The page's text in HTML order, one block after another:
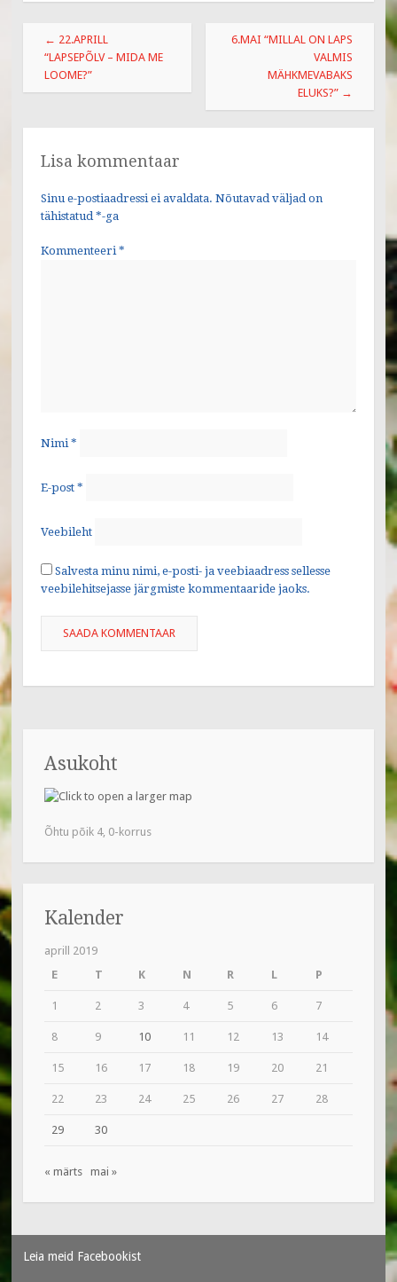
o
o
k
Post
navigation
← 22.APRILL
“LAPSEPÕLV – MIDA ME
LOOME?”
6.MAI “MILLAL ON LAPS
VALMIS
MÄHKMEVABAKS
ELUKS?” →
Lisa kommentaar
Sinu e-postiaadressi ei avaldata. Nõutavad väljad on
tähistatud *-ga
Kommenteeri*
Nimi *
E-post *
Veebileht
Salvesta minu nimi, e-posti- ja veebiaadress sellesse
veebilehitsejasse järgmiste kommentaaride jaoks.
Asukoht
Õhtu põik 4, 0-korrus
Kalender
aprill 2019
E
T K N R L P
1 2 3 4 5 6 7
8 9 10 11 12 13 14
15 16 17 18 19 20 21
22 23 24 25 26 27 28
29 30
« märts mai »
Leia meid Facebookist